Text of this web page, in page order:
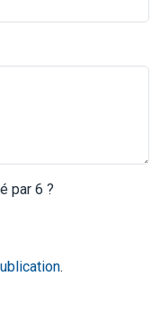
par 6 ?
.